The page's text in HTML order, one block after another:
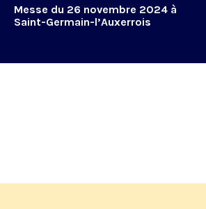
Messe du 26 novembre 2024 à
Saint-Germain-l’Auxerrois